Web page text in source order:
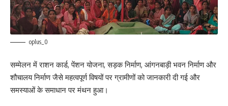
oplus_0
सम्मेलन में राशन कार्ड, पेंशन योजना, सड़क निर्माण, आंगनबाड़ी भवन निर्माण और
शौचालय निर्माण जैसे महत्वपूर्ण विषयों पर ग्रामीणों को जानकारी दी गई और
समस्याओं के समाधान पर मंथन हुआ।